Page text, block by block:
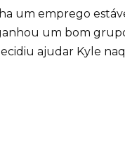
um emprego
um bom
ajudar Kyle